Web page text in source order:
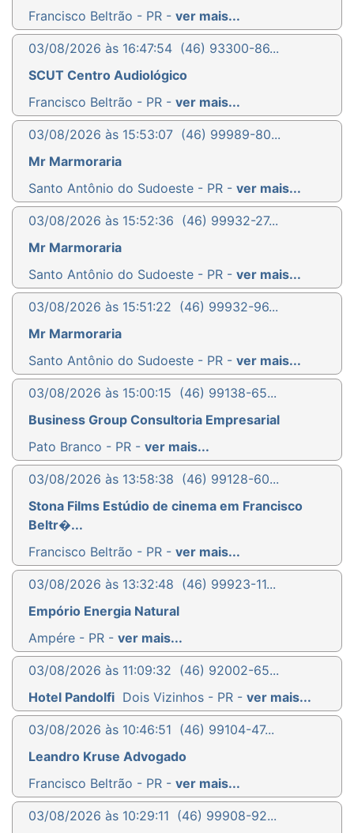
Francisco Beltrão - PR - ver mais...
03/08/2026 às 16:47:54 (46) 93300-86...
SCUT Centro Audiológico
Francisco Beltrão - PR - ver mais...
03/08/2026 às 15:53:07 (46) 99989-80...
Mr Marmoraria
Santo Antônio do Sudoeste - PR - ver mais...
03/08/2026 às 15:52:36 (46) 99932-27...
Mr Marmoraria
Santo Antônio do Sudoeste - PR - ver mais...
03/08/2026 às 15:51:22 (46) 99932-96...
Mr Marmoraria
Santo Antônio do Sudoeste - PR - ver mais...
03/08/2026 às 15:00:15 (46) 99138-65...
Business Group Consultoria Empresarial
Pato Branco - PR - ver mais...
03/08/2026 às 13:58:38 (46) 99128-60...
Stona Films Estúdio de cinema em Francisco
Beltr�...
Francisco Beltrão - PR - ver mais...
03/08/2026 às 13:32:48 (46) 99923-11...
Empório Energia Natural
Ampére - PR - ver mais...
03/08/2026 às 11:09:32 (46) 92002-65...
Hotel Pandolfi Dois Vizinhos - PR - ver mais...
03/08/2026 às 10:46:51 (46) 99104-47...
Leandro Kruse Advogado
Francisco Beltrão - PR - ver mais...
03/08/2026 às 10:29:11 (46) 99908-92...